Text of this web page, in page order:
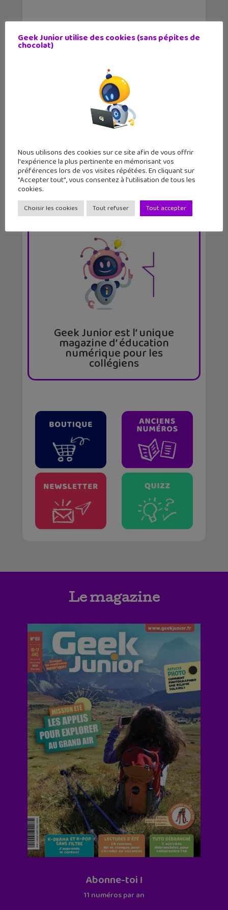
LE MAGGEEK JUNIOR
11 numéros par an
par abonnement et chez ton marchand de
Geek Junior est l’ unique
magazine d’ éducation
numérique pour les
collégiens
Le magazine
Abonne-toi !
11 numéros par an
Geek Junior utilise des cookies (sans pépites de
chocolat)
Nous utilisons des cookies sur ce site afin de vous offrir
l'expérience la plus pertinente en mémorisant vos
préférences lors de vos visites répétées. En cliquant sur
"Accepter tout", vous consentez à l'utilisation de tous les
cookies.
Choisir les cookies Tout refuser Tout accepter